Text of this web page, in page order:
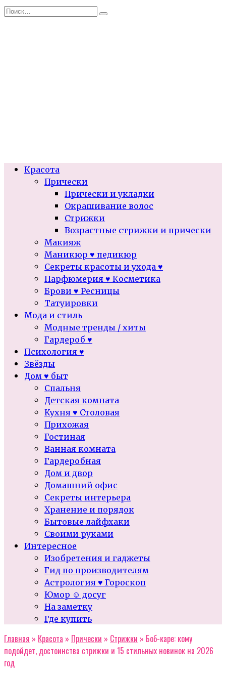
Перейти
Search
Красота
Прически
Прически и укладки
Окрашивание волос
Стрижки
Возрастные стрижки и прически
Макияж
Маникюр ♥ педикюр
Секреты красоты и ухода ♥
Парфюмерия ♥ Косметика
Брови ♥ Ресницы
Татуировки
Мода и стиль
Модные тренды / хиты
Гардероб ♥
Психология ♥
Звёзды
Дом ♥ быт
Спальня
Детская комната
Кухня ♥ Столовая
Прихожая
Гостиная
Ванная комната
Гардеробная
Дом и двор
Домашний офис
Секреты интерьера
Хранение и порядок
Бытовые лайфхаки
Своими руками
Интересное
Изобретения и гаджеты
Гид по производителям
Астрология ♥ Гороскоп
Юмор ☺ досуг
На заметку
Где купить
Главная » Красота » Прически » Стрижки » Боб-каре: кому
подойдет, достоинства стрижки и 15 стильных новинок на 2026
год